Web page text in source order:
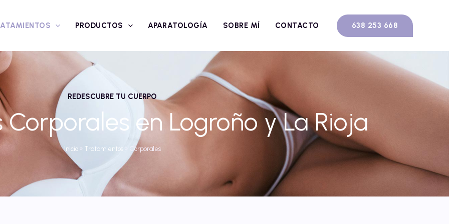
PRODUCTOS APARATOLOGÍA SOBRE MÍ CONTACTO 638 253 668
REDESCUBRE TU CUERPO
en Logroño y La Rioja
Inicio» Tratamientos» Corporales